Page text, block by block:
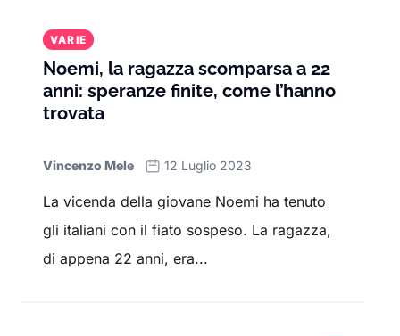
VARIE
Noemi, la ragazza scomparsa a 22
anni: speranze finite, come l’hanno
trovata
Vincenzo Mele 12 Luglio 2023
La vicenda della giovane Noemi ha tenuto
gli italiani con il fiato sospeso. La ragazza,
di appena 22 anni, era...